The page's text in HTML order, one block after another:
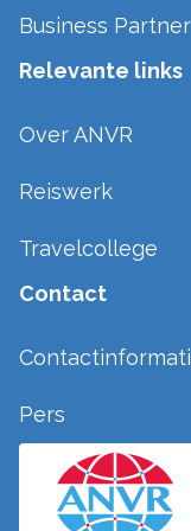
Business
Relevante links
Over ANVR
Reiswerk
Travelcollege
Contact
Pers